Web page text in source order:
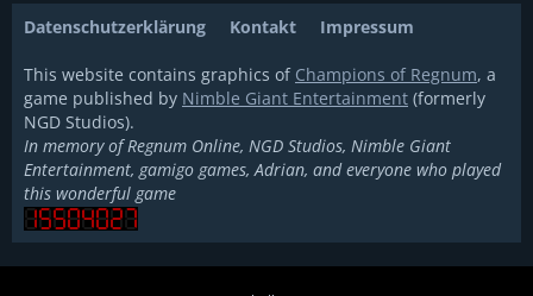
Datenschutzerklärung Kontakt Impressum
This website contains graphics of Champions of Regnum, a
game published by Nimble Giant Entertainment (formerly
NGD Studios).
In memory of Regnum Online, NGD Studios, Nimble Giant
Entertainment, gamigo games, Adrian, and everyone who played
this wonderful game